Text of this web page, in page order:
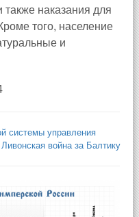
наказания для
того, население
и
системы управления
война за Балтику